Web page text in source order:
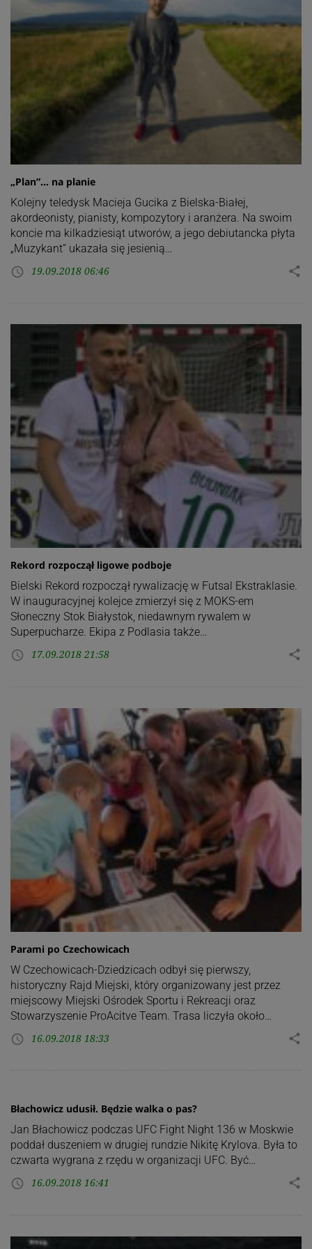
„Plan”… na planie
Kolejny teledysk Macieja Gucika z Bielska-Białej,
akordeonisty, pianisty, kompozytory i aranżera. Na swoim
koncie ma kilkadziesiąt utworów, a jego debiutancka płyta
„Muzykant” ukazała się jesienią…
access_time 19.09.2018 06:46 share
Rekord rozpoczął ligowe podboje
Bielski Rekord rozpoczął rywalizację w Futsal Ekstraklasie.
W inauguracyjnej kolejce zmierzył się z MOKS-em
Słoneczny Stok Białystok, niedawnym rywalem w
Superpucharze. Ekipa z Podlasia także…
access_time 17.09.2018 21:58 share
Parami po Czechowicach
W Czechowicach-Dziedzicach odbył się pierwszy,
historyczny Rajd Miejski, który organizowany jest przez
miejscowy Miejski Ośrodek Sportu i Rekreacji oraz
Stowarzyszenie ProAcitve Team. Trasa liczyła około…
access_time 16.09.2018 18:33 share
Błachowicz udusił. Będzie walka o pas?
Jan Błachowicz podczas UFC Fight Night 136 w Moskwie
poddał duszeniem w drugiej rundzie Nikitę Krylova. Była to
czwarta wygrana z rzędu w organizacji UFC. Być…
access_time 16.09.2018 16:41 share